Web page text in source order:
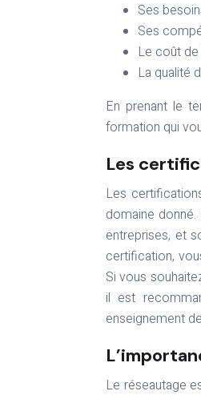
Ses
Ses
Le coût
La qualité
En prenant le
formation qui
Les
Les
domaine
entreprises, et
certification,
Si vous
il est
enseignement
Le réseautage